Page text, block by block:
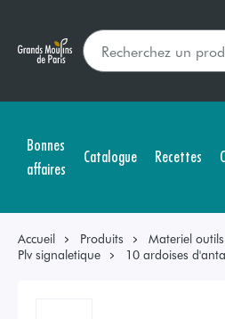
Bonnes
affaires
Catalogue Recettes
Accueil Produits
Materiel
Plv signaletique
10 ardoises